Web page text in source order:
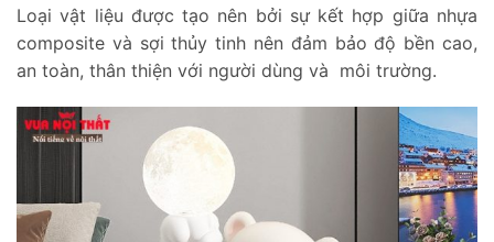
Loại vật liệu được tạo nên bởi sự kết hợp giữa nhựa
composite và sợi thủy tinh nên đảm bảo độ bền cao,
an toàn, thân thiện với người dùng và môi trường.